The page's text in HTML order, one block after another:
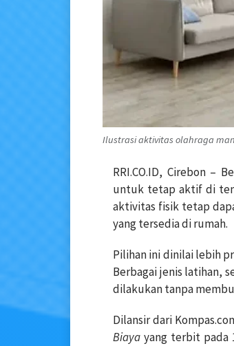
Ilustrasi aktivitas olahraga
RRI.CO.ID, Cirebon –
untuk tetap aktif di
aktivitas fisik tetap
yang tersedia di rumah.
Pilihan ini dinilai lebih
Berbagai jenis latihan,
dilakukan tanpa
Dilansir dari
Biaya yang terbit pada